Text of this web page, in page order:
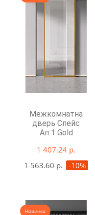
Межкомнатная
дверь Спейс
Ап 1 Gold
1 407.24 р.
1 563.60 р. -10%
Новинка